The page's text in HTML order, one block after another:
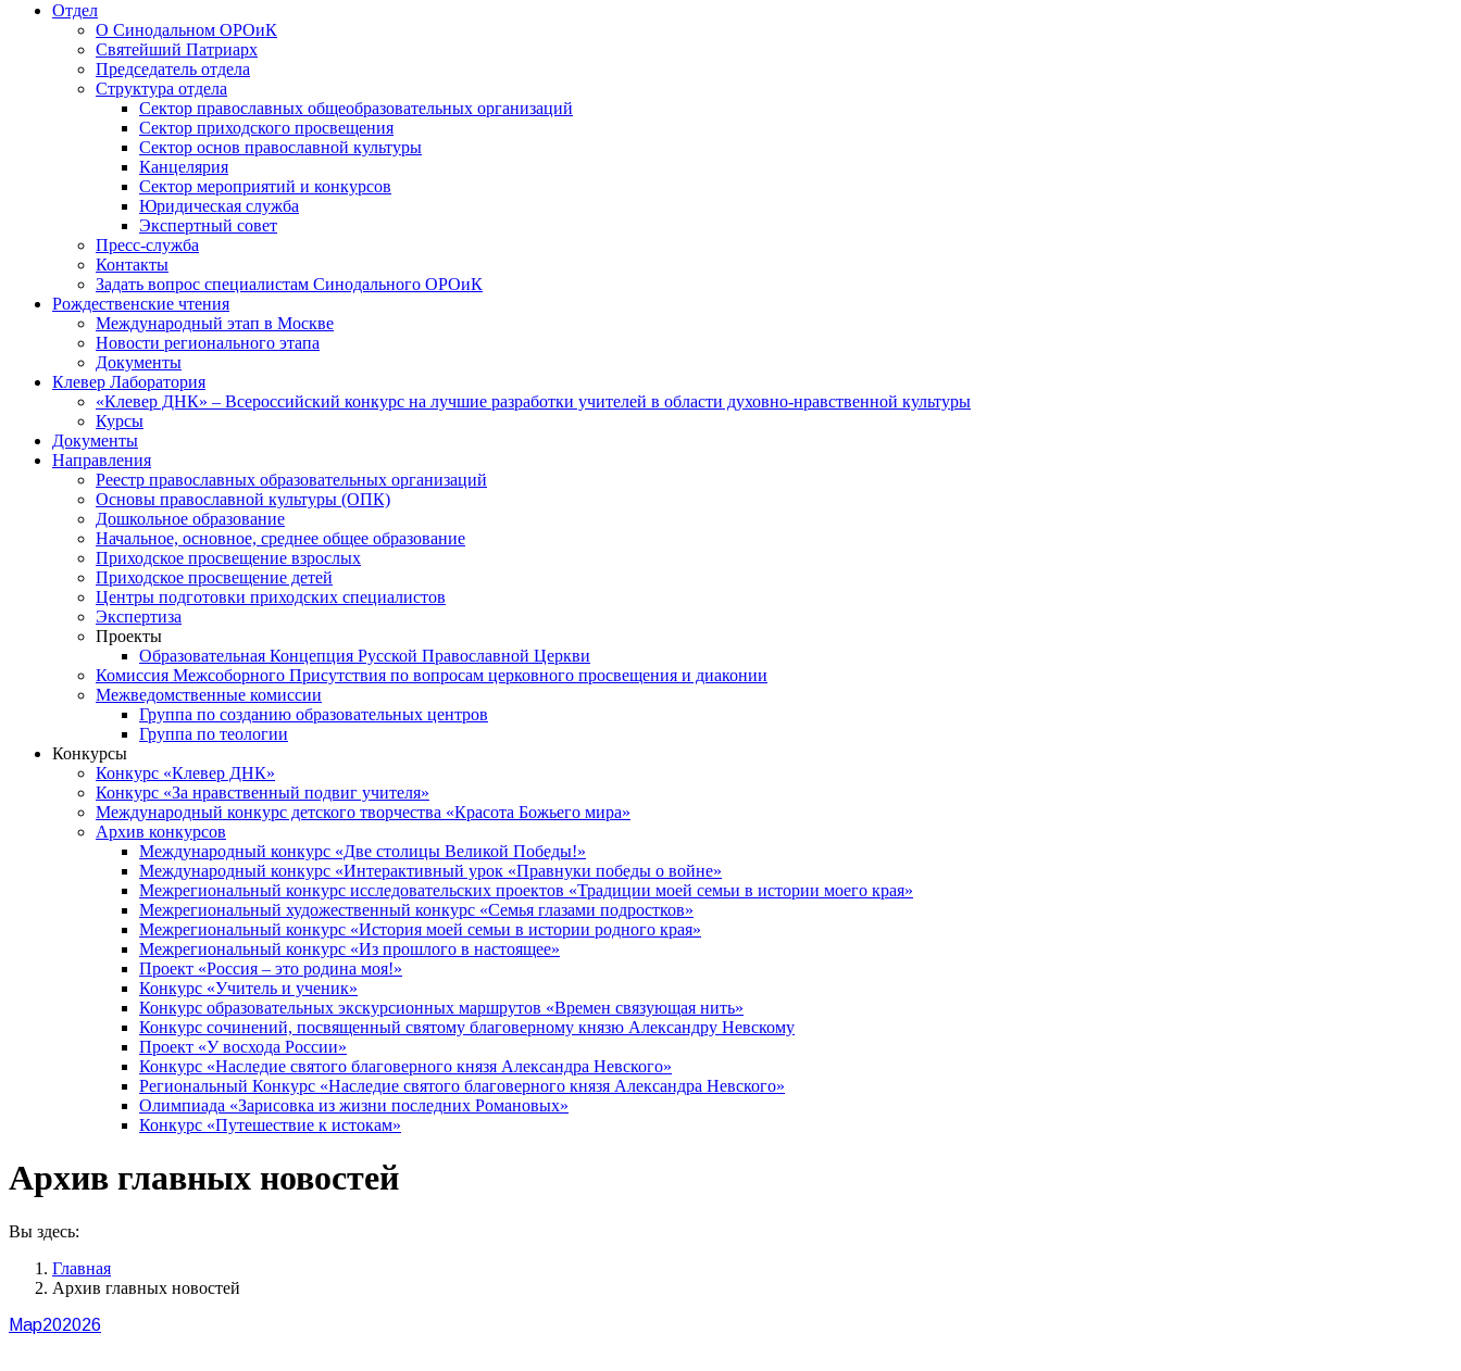
Отдел
О Синодальном ОРОиК
Святейший Патриарх
Председатель отдела
Структура отдела
Сектор православных общеобразовательных организаций
Сектор приходского просвещения
Сектор основ православной культуры
Канцелярия
Сектор мероприятий и конкурсов
Юридическая служба
Экспертный совет
Пресс-служба
Контакты
Задать вопрос специалистам Синодального ОРОиК
Рождественские чтения
Международный этап в Москве
Новости регионального этапа
Документы
Клевер Лаборатория
«Клевер ДНК» – Всероссийский конкурс на лучшие разработки учителей в области духовно-нравственной культуры
Курсы
Документы
Направления
Реестр православных образовательных организаций
Основы православной культуры (ОПК)
Дошкольное образование
Начальное, основное, среднее общее образование
Приходское просвещение взрослых
Приходское просвещение детей
Центры подготовки приходских специалистов
Экспертиза
Проекты
Образовательная Концепция Русской Православной Церкви
Комиссия Межсоборного Присутствия по вопросам церковного просвещения и диаконии
Межведомственные комиссии
Группа по созданию образовательных центров
Группа по теологии
Конкурсы
Конкурс «Клевер ДНК»
Конкурс «За нравственный подвиг учителя»
Международный конкурс детского творчества «Красота Божьего мира»
Архив конкурсов
Международный конкурс «Две столицы Великой Победы!»
Международный конкурс «Интерактивный урок «Правнуки победы о войне»
Межрегиональный конкурс исследовательских проектов «Традиции моей семьи в истории моего края»
Межрегиональный художественный конкурс «Семья глазами подростков»
Межрегиональный конкурс «История моей семьи в истории родного края»
Межрегиональный конкурс «Из прошлого в настоящее»
Проект «Россия – это родина моя!»
Конкурс «Учитель и ученик»
Конкурс образовательных экскурсионных маршрутов «Времен связующая нить»
Конкурс сочинений, посвященный святому благоверному князю Александру Невскому
Проект «У восхода России»
Конкурс «Наследие святого благоверного князя Александра Невского»
Региональный Конкурс «Наследие святого благоверного князя Александра Невского»
Олимпиада «Зарисовка из жизни последних Романовых»
Конкурс «Путешествие к истокам»
Архив главных новостей
Вы здесь:
Главная
Архив главных новостей
Мар202026